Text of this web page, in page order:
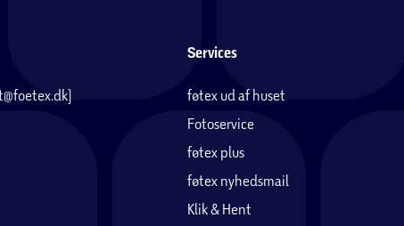
Services
føtex ud af huset
Fotoservice
føtex plus
føtex nyhedsmail
Klik & Hent